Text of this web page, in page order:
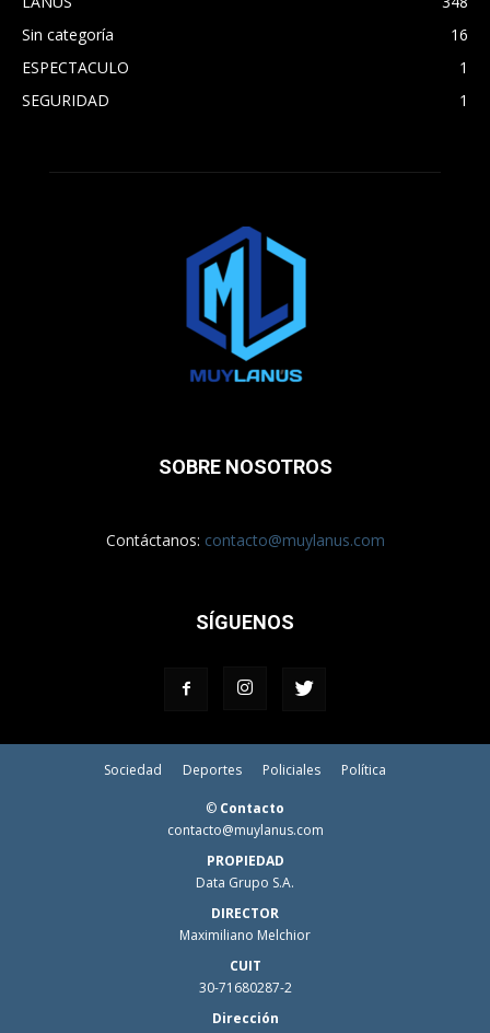
Sin categoría
16
ESPECTACULO
1
SEGURIDAD
1
SOBRE NOSOTROS
Contáctanos: contacto@muylanus.com
SÍGUENOS
Sociedad Deportes Policiales Política
© Contacto
contacto@muylanus.com
PROPIEDAD
Data Grupo S.A.
DIRECTOR
Maximiliano Melchior
CUIT
30-71680287-2
Dirección